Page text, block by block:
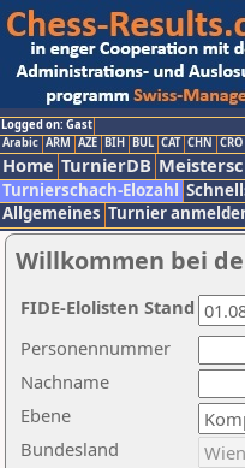
Logged on: Gast
Arabic ARM AZE BIH BUL CAT CHN CRO
Home TurnierDB
Turnierschach-Elozahl
Allgemeines Turnier
Willkommen bei
Nachname
Ebene
Personennummer
Bundesland
FIDE-Elolisten Stand